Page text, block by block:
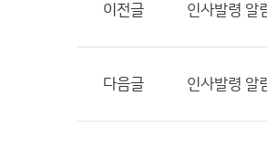
이전글 인사발령
다음글 인사발령